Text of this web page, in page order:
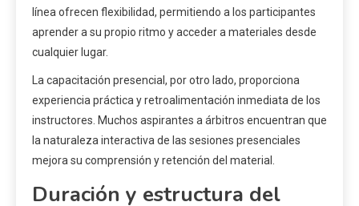
línea ofrecen flexibilidad, permitiendo a los participantes
aprender a su propio ritmo y acceder a materiales desde
cualquier lugar.
La capacitación presencial, por otro lado, proporciona
experiencia práctica y retroalimentación inmediata de los
instructores. Muchos aspirantes a árbitros encuentran que
la naturaleza interactiva de las sesiones presenciales
mejora su comprensión y retención del material.
Duración y estructura del